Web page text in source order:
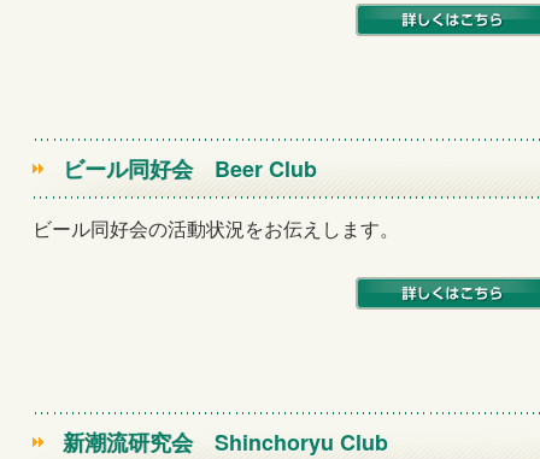
ビール同好会Beer Club
ビール同好会の活動状況をお伝えします。
新潮流研究会Shinchoryu Club